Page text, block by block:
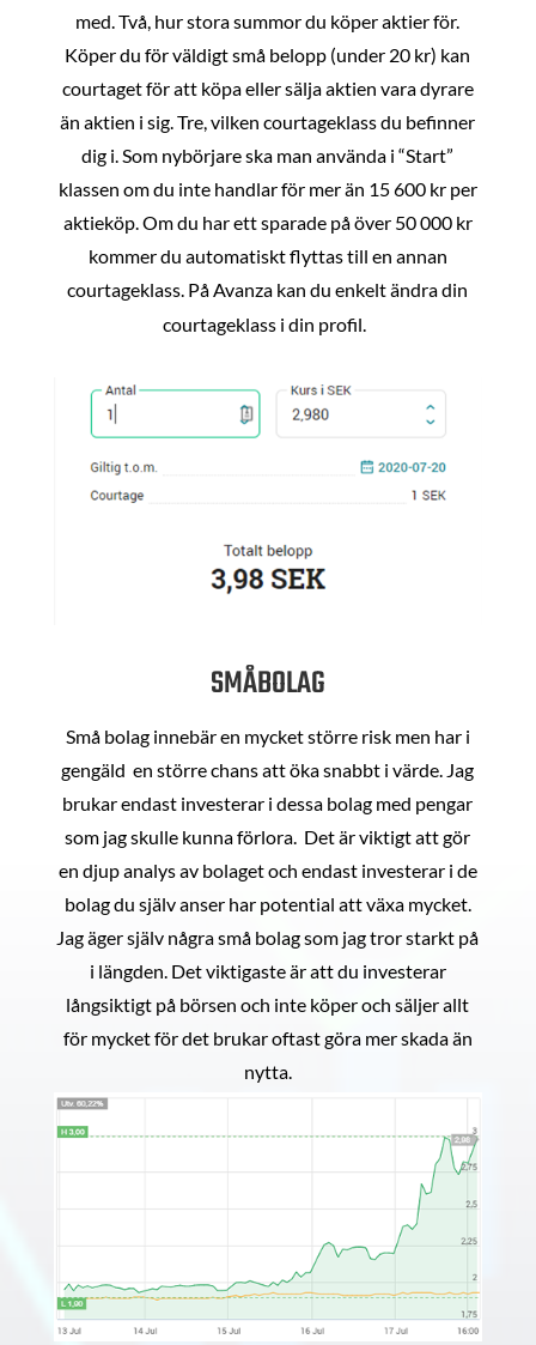
med. Två, hur stora summor du köper aktier för.
Köper du för väldigt små belopp (under 20 kr) kan
courtaget för att köpa eller sälja aktien vara dyrare
än aktien i sig. Tre, vilken courtageklass du befinner
dig i. Som nybörjare ska man använda i “Start”
klassen om du inte handlar för mer än 15 600 kr per
aktieköp. Om du har ett sparade på över 50 000 kr
kommer du automatiskt flyttas till en annan
courtageklass. På Avanza kan du enkelt ändra din
courtageklass i din profil.
SMÅBOLAG
Små bolag innebär en mycket större risk men har i
gengäld en större chans att öka snabbt i värde. Jag
brukar endast investerar i dessa bolag med pengar
som jag skulle kunna förlora. Det är viktigt att gör
en djup analys av bolaget och endast investerar i de
bolag du själv anser har potential att växa mycket.
Jag äger själv några små bolag som jag tror starkt på
i längden. Det viktigaste är att du investerar
långsiktigt på börsen och inte köper och säljer allt
för mycket för det brukar oftast göra mer skada än
nytta.